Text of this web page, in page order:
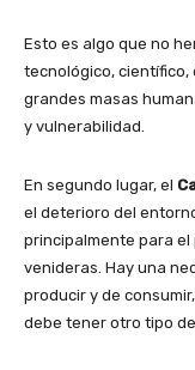
Esto es algo que no
tecnológico, científico,
grandes masas
y vulnerabilidad.
En segundo lugar, el
el deterioro del
principalmente para
venideras. Hay una
producir y de
debe tener otro tipo